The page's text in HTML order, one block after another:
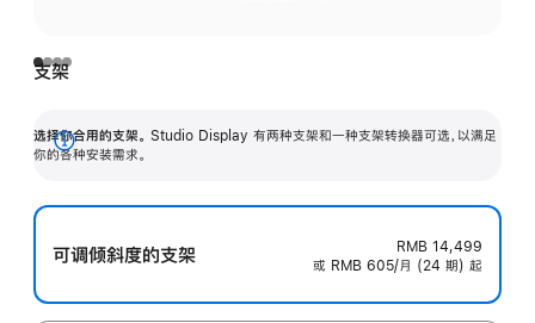
支架
选择你合用的支架。 Studio Display 有两种支架和一种支架转换器可选，以满足
你的各种安装需求。
展
可调倾斜度的支架
RMB 14,499
或 RMB 605/月 (24 期) 起